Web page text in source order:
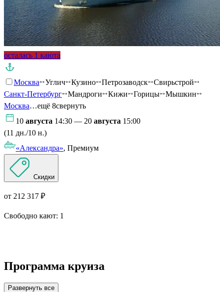
осталась 1 каюта
Москва Углич Кузино Петрозаводск
Свирьстрой
Санкт-Петербург
Мандроги Кижи Горицы
Мышкин
Москва…ещё 8свернуть
10 августа 14:30 — 20 августа 15:00
(11 дн./10 н.)
«Александра», Премиум
Скидки
от 212 317 ₽
Свободно кают: 1
Программа круиза
Развернуть все